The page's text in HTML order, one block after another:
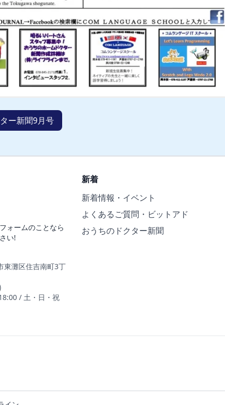
ー新聞9月号
ォームのことなら
い!
東灘区住吉南町3丁
/ 土・日・祝
新着
新着情報・イベント
よくあるご質問・ビットアド
おうちのドクター新聞